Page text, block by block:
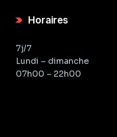
Horaires
7j/7
Lundi – dimanche
07h00 – 22h00